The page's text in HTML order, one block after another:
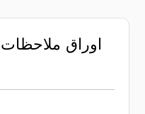
اوراق